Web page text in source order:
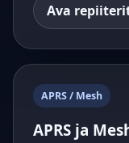
Ava
APRS / Mesh
APRS ja